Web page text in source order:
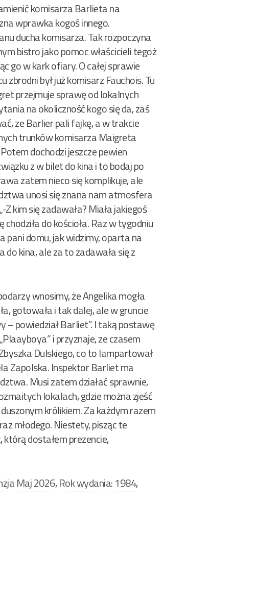
komisarza Barlieta na
wprawka kogoś innego.
ducha komisarza. Tak rozpoczyna
bistro jako pomoc właścicieli tegoż
go w kark ofiary. O całej sprawie
był już komisarz Fauchois. Tu
przejmuje sprawę od lokalnych
na okoliczność kogo się da, zaś
ze Barlier pali fajkę, a w trakcie
trunków komisarza Maigreta
dochodzi jeszcze pewien
z w bilet do kina i to bodaj po
zatem nieco się komplikuje, ale
unosi się znana nam atmosfera
kim się zadawała? Miała jakiegoś
do kościoła. Raz w tygodniu
pani domu, jak widzimy, oparta na
do kina, ale za to zadawała się z
wnosimy, że Angelika mogła
gotowała i tak dalej, ale w gruncie
– powiedział Barliet”. I taką postawę
i przyznaje, ze czasem
Dulskiego, co to lampartował
Zapolska. Inspektor Barliet ma
Musi zatem działać sprawnie,
lokalach, gdzie można zjeść
królikiem. Za każdym razem
młodego. Niestety, pisząc te
dostałem prezencie,
Maj 2026,Rok wydania: 1984,